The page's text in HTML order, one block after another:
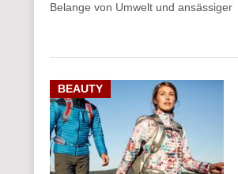
Belange von Umwelt und ansässiger
BEAUTY